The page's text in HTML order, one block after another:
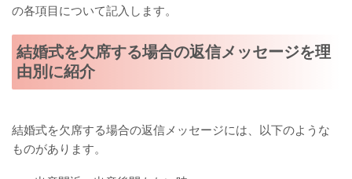
の各項目について記入します。
結婚式を欠席する場合の返信メッセージを理
由別に紹介
結婚式を欠席する場合の返信メッセージには、以下のような
ものがあります。